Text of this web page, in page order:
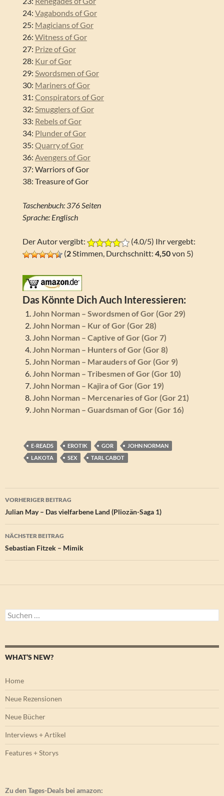
24: Vagabonds of Gor
25: Magicians of Gor
26: Witness of Gor
27: Prize of Gor
28: Kur of Gor
29: Swordsmen of Gor
30: Mariners of Gor
31: Conspirators of Gor
32: Smugglers of Gor
33: Rebels of Gor
34: Plunder of Gor
35: Quarry of Gor
36: Avengers of Gor
37: Warriors of Gor
38: Treasure of Gor
Taschenbuch: 376 Seiten
Sprache: Englisch
Der Autor vergibt:
(4.0/5) Ihr vergebt:
(2Stimmen, Durchschnitt: 4,50von 5)
Das Könnte Dich Auch Interessieren:
John Norman – Swordsmen of Gor (Gor 29)
John Norman – Kur of Gor (Gor 28)
John Norman – Captive of Gor (Gor 7)
John Norman – Hunters of Gor (Gor 8)
John Norman – Marauders of Gor (Gor 9)
John Norman – Tribesmen of Gor (Gor 10)
John Norman – Kajira of Gor (Gor 19)
John Norman – Mercenaries of Gor (Gor 21)
John Norman – Guardsman of Gor (Gor 16)
E-READS EROTIK GOR
JOHN NORMAN
LAKOTA
SEX TARL CABOT
Beitragsnavigation
VORHERIGER BEITRAG
Julian May – Das vielfarbene Land (Pliozän-Saga 1)
NÄCHSTER BEITRAG
Sebastian Fitzek – Mimik
Suchen
nach:
WHAT’S NEW?
Home
Neue Rezensionen
Neue Bücher
Interviews + Artikel
Features + Storys
Zu den Tages-Deals bei amazon: